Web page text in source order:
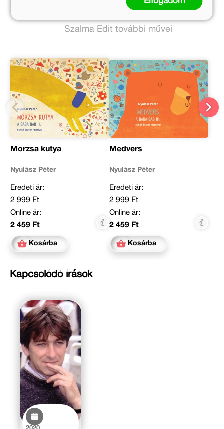
Nyulász Péter további művei
Szalma Edit további művei
Morzsa kutya
Nyulász Péter
Eredeti ár:
2 999 Ft
Online ár:
2 459 Ft
Kosárba
Medvers
Nyulász Péter
Eredeti ár:
2 999 Ft
Online ár:
2 459 Ft
Kosárba
Kapcsolódó írások